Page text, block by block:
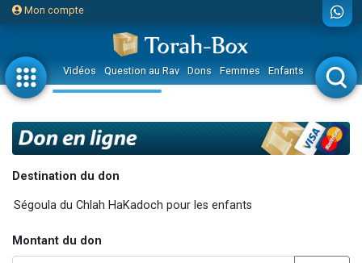
Mon compte
Vidéos Question au Rav Dons Femmes Enfants Etude sur
Destination du don
Montant du don